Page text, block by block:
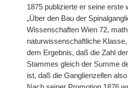
1875 publizierte er seine erste
„Über den Bau der
Wissenschaften Wien 72,
naturwissenschaftliche
dem Ergebnis, daß die Zahl
Stammes gleich der Summe
ist, daß die Ganglienzellen